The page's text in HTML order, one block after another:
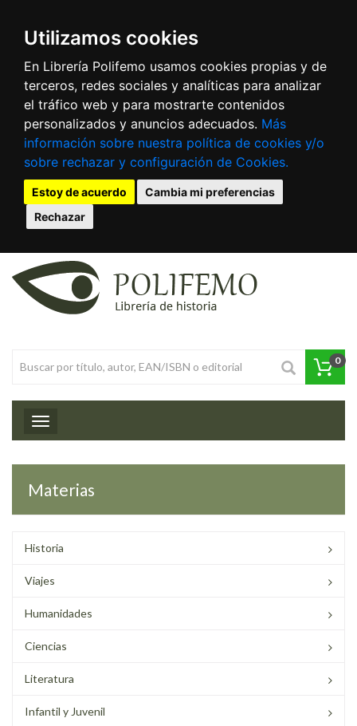
Utilizamos cookies
En Librería Polifemo usamos cookies propias y de
terceros, redes sociales y analíticas para analizar
el tráfico web y para mostrarte contenidos
personalizados y anuncios adecuados. Más
información sobre nuestra política de cookies y/o
sobre rechazar y configuración de Cookies.
Estoy de acuerdo
Cambia mi preferencias
Rechazar
0
Toggle navigation
Materias
Historia
Viajes
Humanidades
Ciencias
Literatura
Infantil y Juvenil